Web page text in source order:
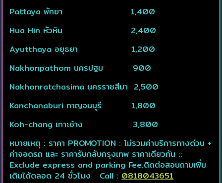
Pattaya พัทยา 1,400
Hua Hin หัวหิน 2,400
Ayutthaya อยุธยา 1,200
Nakhonpathom นครปฐม 900
Nakhonratchasima นครราชสีมา 2,500
Kanchanaburi กาญจนบุรี 1,800
Koh-chang เกาะช้าง 3,800
หมายเหตุ : ราคา PROMOTION : ไม่รวมค่าบริการทางด่วน +
ค่าจอดรถ และ ราคารับกลับกรุงเทพ ราคาเดียวกัน ::
Exclude express and parking Fee.ติดต่อสอบถามเพิ่ม
เติมได้ตลอด 24 ชั่วโมง Call :0818043651